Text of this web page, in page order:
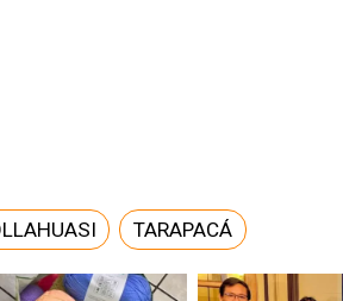
TARAPACÁ